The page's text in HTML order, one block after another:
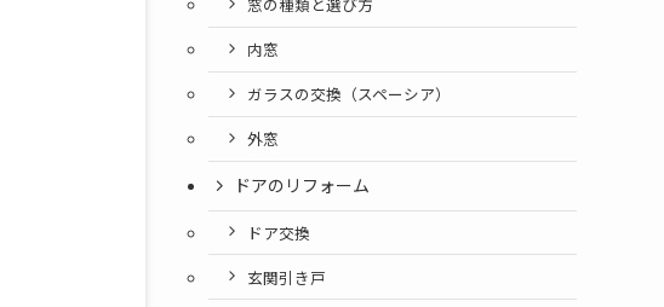
窓の種類と選び方
内窓
ガラスの交換（スペーシア）
外窓
ドアのリフォーム
ドア交換
玄関引き戸